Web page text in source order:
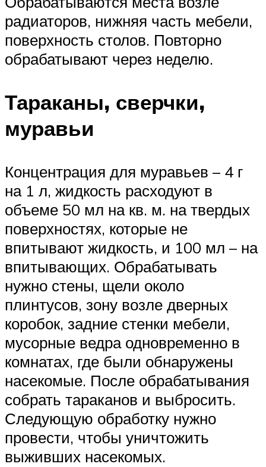
радиаторов, нижняя часть мебели,
поверхность столов. Повторно
обрабатывают через неделю.
Тараканы, сверчки,
муравьи
Концентрация для муравьев – 4 г
на 1 л, жидкость расходуют в
объеме 50 мл на кв. м. на твердых
поверхностях, которые не
впитывают жидкость, и 100 мл – на
впитывающих. Обрабатывать
нужно стены, щели около
плинтусов, зону возле дверных
коробок, задние стенки мебели,
мусорные ведра одновременно в
комнатах, где были обнаружены
насекомые. После обрабатывания
собрать тараканов и выбросить.
Следующую обработку нужно
провести, чтобы уничтожить
выживших насекомых.